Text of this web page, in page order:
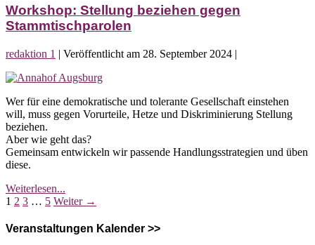
Demokratie
in
Gefahr
Workshop: Stellung beziehen gegen
Stammtischparolen
redaktion 1 | Veröffentlicht am 28. September 2024 |
Workshop:
beziehen
gegen
Stammtischparolen
Wer für eine demokratische und tolerante Gesellschaft einstehen
will, muss gegen Vorurteile, Hetze und Diskriminierung Stellung
beziehen.
Aber wie geht das?
Gemeinsam entwickeln wir passende Handlungsstrategien und üben
diese.
Weiterlesen...
Stellung
gegen
Stammtischparolen
Seitennummerierung
der
1 2 3 … 5 Weiter →
Veranstaltungen Kalender >>